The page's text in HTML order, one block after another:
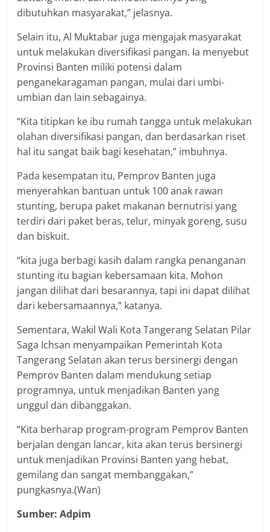
dibutuhkan masyarakat,” jelasnya.
Selain itu, Al Muktabar juga mengajak masyarakat
untuk melakukan diversifikasi pangan. Ia menyebut
Provinsi Banten miliki potensi dalam
penganekaragaman pangan, mulai dari umbi-
umbian dan lain sebagainya.
“Kita titipkan ke ibu rumah tangga untuk melakukan
olahan diversifikasi pangan, dan berdasarkan riset
hal itu sangat baik bagi kesehatan,” imbuhnya.
Pada kesempatan itu, Pemprov Banten juga
menyerahkan bantuan untuk 100 anak rawan
stunting, berupa paket makanan bernutrisi yang
terdiri dari paket beras, telur, minyak goreng, susu
dan biskuit.
“kita juga berbagi kasih dalam rangka penanganan
stunting itu bagian kebersamaan kita. Mohon
jangan dilihat dari besarannya, tapi ini dapat dilihat
dari kebersamaannya,” katanya.
Sementara, Wakil Wali Kota Tangerang Selatan Pilar
Saga Ichsan menyampaikan Pemerintah Kota
Tangerang Selatan akan terus bersinergi dengan
Pemprov Banten dalam mendukung setiap
programnya, untuk menjadikan Banten yang
unggul dan dibanggakan.
“Kita berharap program-program Pemprov Banten
berjalan dengan lancar, kita akan terus bersinergi
untuk menjadikan Provinsi Banten yang hebat,
gemilang dan sangat membanggakan,”
pungkasnya.(Wan)
Sumber: Adpim